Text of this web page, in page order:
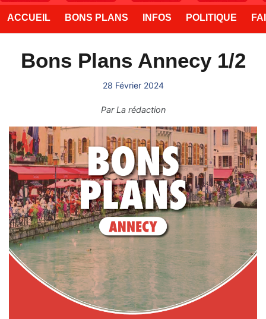
ACCUEIL BONS PLANS INFOS POLITIQUE
Bons Plans Annecy 1/2
28 Février 2024
ParLa rédaction